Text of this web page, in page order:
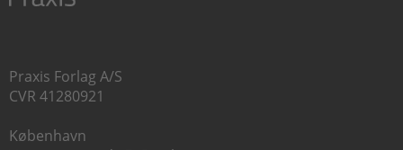
Praxis Forlag A/S
CVR 41280921
København